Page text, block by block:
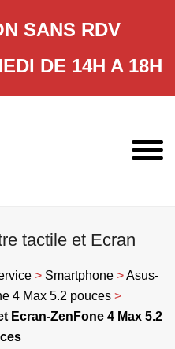
SANS RDV
DE 14H A 18H
tactile et Ecran
> Smartphone>Asus-
4 Max 5.2 pouces>
Ecran-ZenFone 4 Max 5.2